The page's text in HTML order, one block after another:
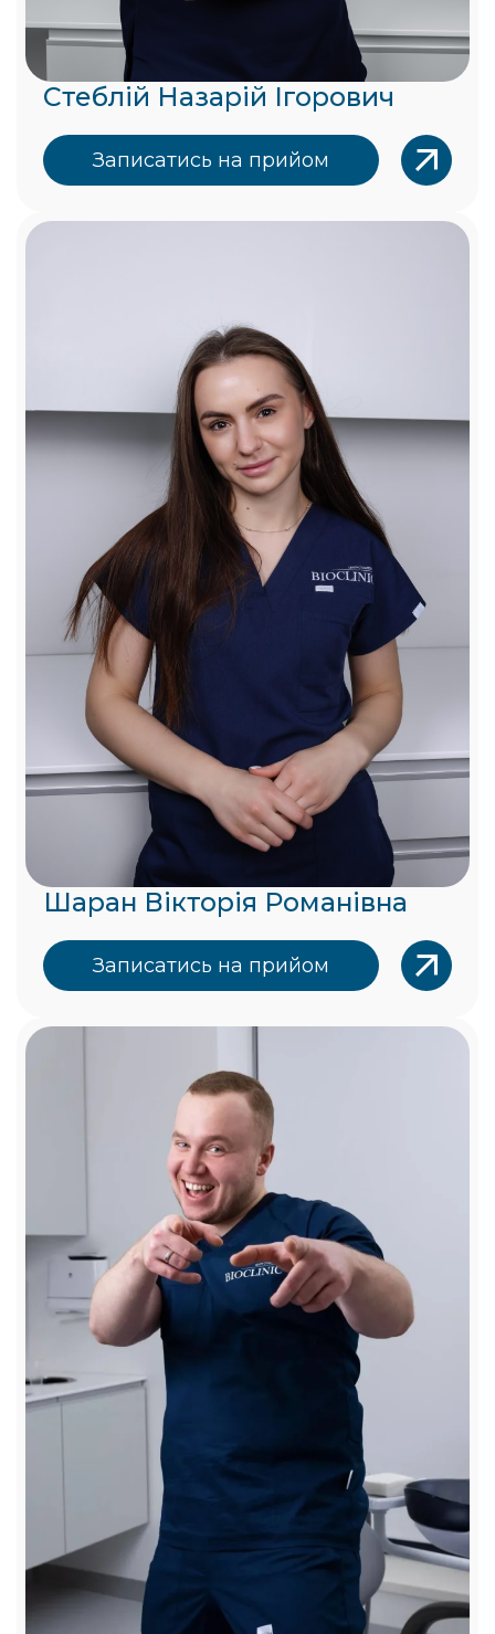
Стеблій Назарій Ігорович
Записатись на прийом
Шаран Вікторія Романівна
Записатись на прийом